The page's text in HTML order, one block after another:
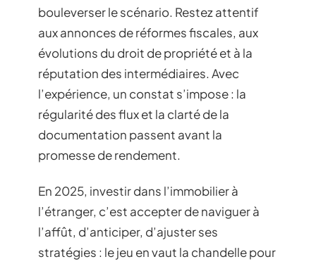
bouleverser le scénario. Restez attentif
aux annonces de réformes fiscales, aux
évolutions du droit de propriété et à la
réputation des intermédiaires. Avec
l’expérience, un constat s’impose : la
régularité des flux et la clarté de la
documentation passent avant la
promesse de rendement.
En 2025, investir dans l’immobilier à
l’étranger, c’est accepter de naviguer à
l’affût, d’anticiper, d’ajuster ses
stratégies : le jeu en vaut la chandelle pour